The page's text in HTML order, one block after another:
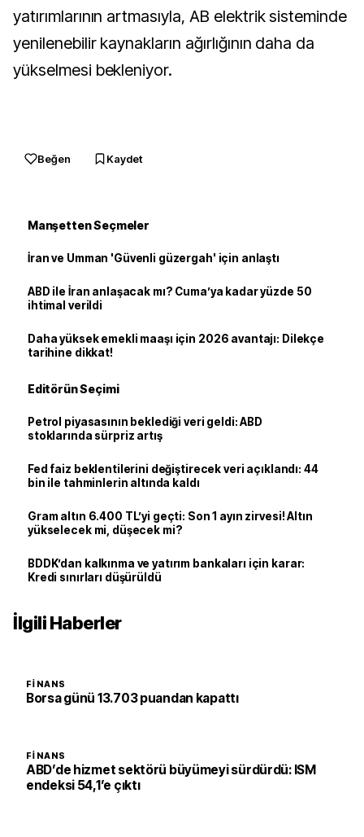
yatırımlarının artmasıyla, AB elektrik sisteminde
yenilenebilir kaynakların ağırlığının daha da
yükselmesi bekleniyor.
Beğen Kaydet
Manşetten Seçmeler
İran ve Umman 'Güvenli güzergah' için anlaştı
ABD ile İran anlaşacak mı? Cuma’ya kadar yüzde 50
ihtimal verildi
Daha yüksek emekli maaşı için 2026 avantajı: Dilekçe
tarihine dikkat!
Editörün Seçimi
Petrol piyasasının beklediği veri geldi: ABD
stoklarında sürpriz artış
Fed faiz beklentilerini değiştirecek veri açıklandı: 44
bin ile tahminlerin altında kaldı
Gram altın 6.400 TL’yi geçti: Son 1 ayın zirvesi! Altın
yükselecek mi, düşecek mi?
BDDK’dan kalkınma ve yatırım bankaları için karar:
Kredi sınırları düşürüldü
İlgili Haberler
FINANS
Borsa günü 13.703 puandan kapattı
FINANS
ABD’de hizmet sektörü büyümeyi sürdürdü: ISM
endeksi 54,1’e çıktı